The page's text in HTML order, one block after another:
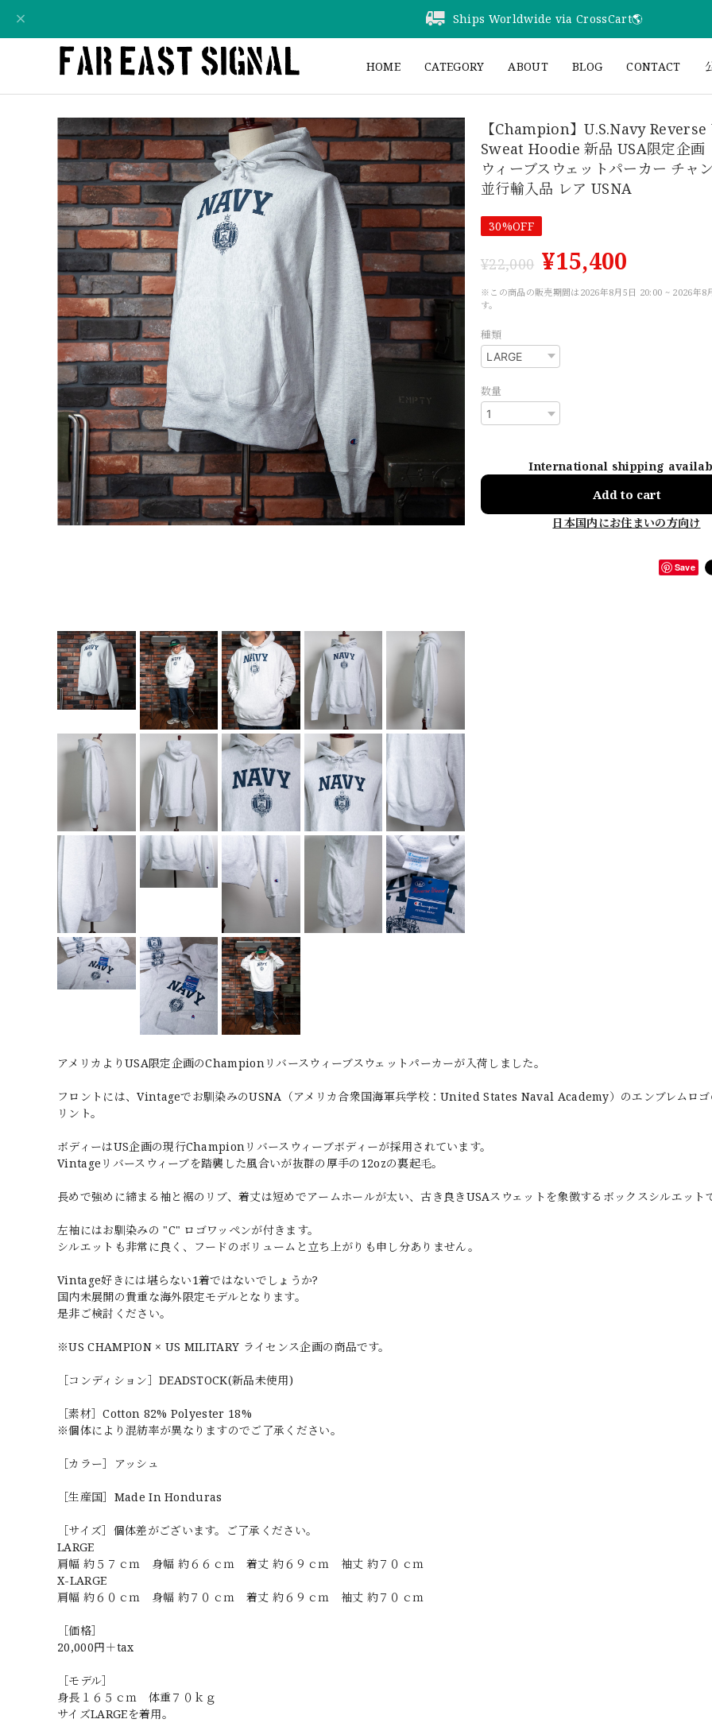
Ships Worldwide via CrossCart🌎️
HOME CATEGORY ABOUT BLOG CONTACT
【Champion】U.S.Navy
Sweat Hoodie 新品 USA限定企画
ウィーブスウェットパーカー チャ
並行輸入品 レア USNA
30%OFF
¥22,000 ¥15,400
※この商品の販売期間は2026年8月5日 20:00 ~ 2026年8
す。
種類
数量
International shipping
Add to cart
日本国内にお住まいの方向け
Save
アメリカよりUSA限定企画のChampionリバースウィーブスウェットパーカーが入荷しました。
フロントには、Vintageでお馴染みのUSNA（アメリカ合衆国海軍兵学校：United States Naval Academy）のエンブレムロゴ
リント。
ボディーはUS企画の現行Championリバースウィーブボディーが採用されています。
Vintageリバースウィーブを踏襲した風合いが抜群の厚手の12ozの裏起毛。
長めで強めに締まる袖と裾のリブ、着丈は短めでアームホールが太い、古き良きUSAスウェットを象徴するボックスシルエット
左袖にはお馴染みの "C" ロゴワッペンが付きます。
シルエットも非常に良く、フードのボリュームと立ち上がりも申し分ありません。
Vintage好きには堪らない1着ではないでしょうか?
国内未展開の貴重な海外限定モデルとなります。
是非ご検討ください。
※US CHAMPION × US MILITARY ライセンス企画の商品です。
［コンディション］DEADSTOCK(新品未使用)
［素材］Cotton 82% Polyester 18%
※個体により混紡率が異なりますのでご了承ください。
［カラー］アッシュ
［生産国］Made In Honduras
［サイズ］個体差がございます。ご了承ください。
LARGE
肩幅 約５７ｃｍ 身幅 約６６ｃｍ 着丈 約６９ｃｍ 袖丈 約７０ｃｍ
X-LARGE
肩幅 約６０ｃｍ 身幅 約７０ｃｍ 着丈 約６９ｃｍ 袖丈 約７０ｃｍ
［価格］
20,000円＋tax
［モデル］
身長１６５ｃｍ 体重７０ｋｇ
サイズLARGEを着用。